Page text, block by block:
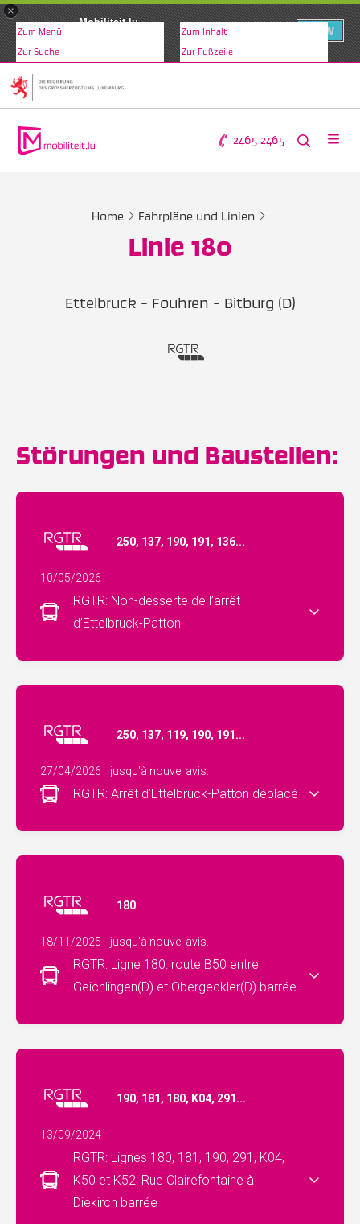
×
Mobiliteit.lu
VIEW
Zum Menü Zum Inhalt
Zur Suche Zur Fußzeile
2465 2465
Home Fahrpläne und Linien
Linie 180
Ettelbruck - Fouhren - Bitburg (D)
Störungen und Baustellen:
250, 137, 190, 191, 136...
10/05/2026
RGTR: Non-desserte de l’arrêt
d’Ettelbruck-Patton
250, 137, 119, 190, 191...
27/04/2026 jusqu'à nouvel avis.
RGTR: Arrêt d’Ettelbruck-Patton déplacé
180
18/11/2025 jusqu'à nouvel avis.
RGTR: Ligne 180: route B50 entre
Geichlingen(D) et Obergeckler(D) barrée
190, 181, 180, K04, 291...
13/09/2024
RGTR: Lignes 180, 181, 190, 291, K04,
K50 et K52: Rue Clairefontaine à
Diekirch barrée